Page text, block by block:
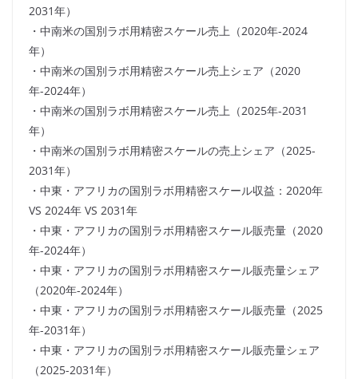
2031年）
・中南米の国別ラボ用精密スケール売上（2020年-2024
年）
・中南米の国別ラボ用精密スケール売上シェア（2020
年-2024年）
・中南米の国別ラボ用精密スケール売上（2025年-2031
年）
・中南米の国別ラボ用精密スケールの売上シェア（2025-
2031年）
・中東・アフリカの国別ラボ用精密スケール収益：2020年
VS 2024年 VS 2031年
・中東・アフリカの国別ラボ用精密スケール販売量（2020
年-2024年）
・中東・アフリカの国別ラボ用精密スケール販売量シェア
（2020年-2024年）
・中東・アフリカの国別ラボ用精密スケール販売量（2025
年-2031年）
・中東・アフリカの国別ラボ用精密スケール販売量シェア
（2025-2031年）